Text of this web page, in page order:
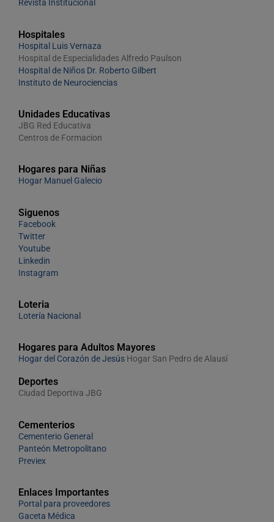
Revista Institucional
Hospitales
Hospital Luis Vernaza
Hospital de Especialidades Alfredo Paulson
Hospital de Niños Dr. Roberto Gilbert
Instituto de Neurociencias
Unidades Educativas
JBG Red Educativa
Centros de Formacion
Hogares para Niñas
Hogar Manuel Galecio
Siguenos
Facebook
Twitter
Youtube
Linkedin
Instagram
Loteria
Lotería Nacional
Hogares para Adultos Mayores
Hogar del Corazón de Jesús Hogar San Pedro de Alausí
Deportes
Ciudad Deportiva JBG
Cementerios
Cementerio General
Panteón Metropolitano
Previex
Enlaces Importantes
Portal para proveedores
Gaceta Médica